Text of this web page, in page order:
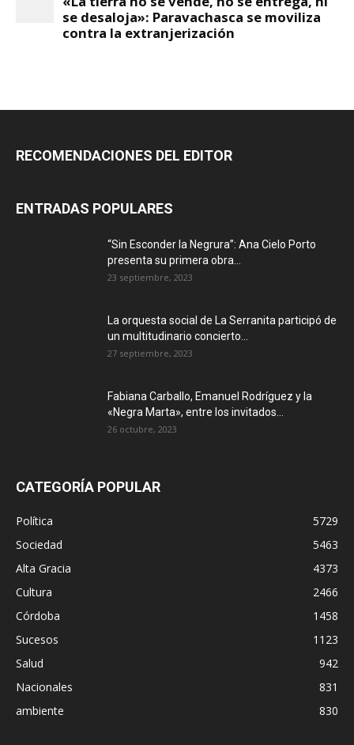
RECOMENDACIONES DEL EDITOR
ENTRADAS POPULARES
“Sin Esconder la Negrura”: Ana Cielo Porto
presenta su primera obra...
23 septiembre, 2023
La orquesta social de La Serranita participó de
un multitudinario concierto...
27 septiembre, 2023
Fabiana Carballo, Emanuel Rodríguez y la
«Negra Marta», entre los invitados...
26 octubre, 2023
CATEGORÍA POPULAR
Política
5729
Sociedad
5463
Alta Gracia
4373
Cultura
2466
Córdoba
1458
Sucesos
1123
Salud
942
Nacionales
831
ambiente
830